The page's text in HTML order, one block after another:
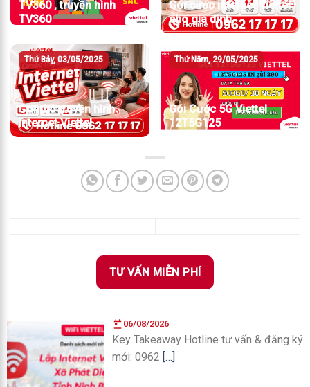
06/08/2026
Key Takeaway Hotline tư vấn & đăng ký
mới: 0962 […]
TV360 , truyền hình
TV360
Gói cước internet Viettel
cho gia đình
Thứ Bảy, 03/05/2025
Combo truyền hình
internet Viettel
Thứ Năm, 29/05/2025
Gói Cước 5G Viettel
12T5G125
TƯ VẤN MIỄN PHÍ